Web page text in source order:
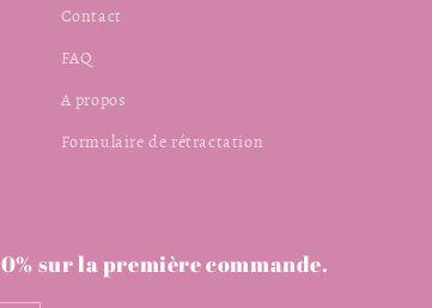
Contact
FAQ
A propos
Formulaire de rétractation
sur la première commande.